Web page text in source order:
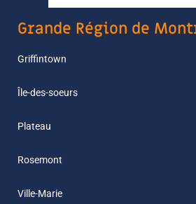
Grande Région de
Griffintown
Île-des-soeurs
Plateau
Rosemont
Ville-Marie